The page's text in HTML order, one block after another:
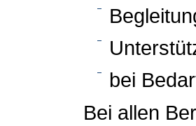
bei
Bei allen